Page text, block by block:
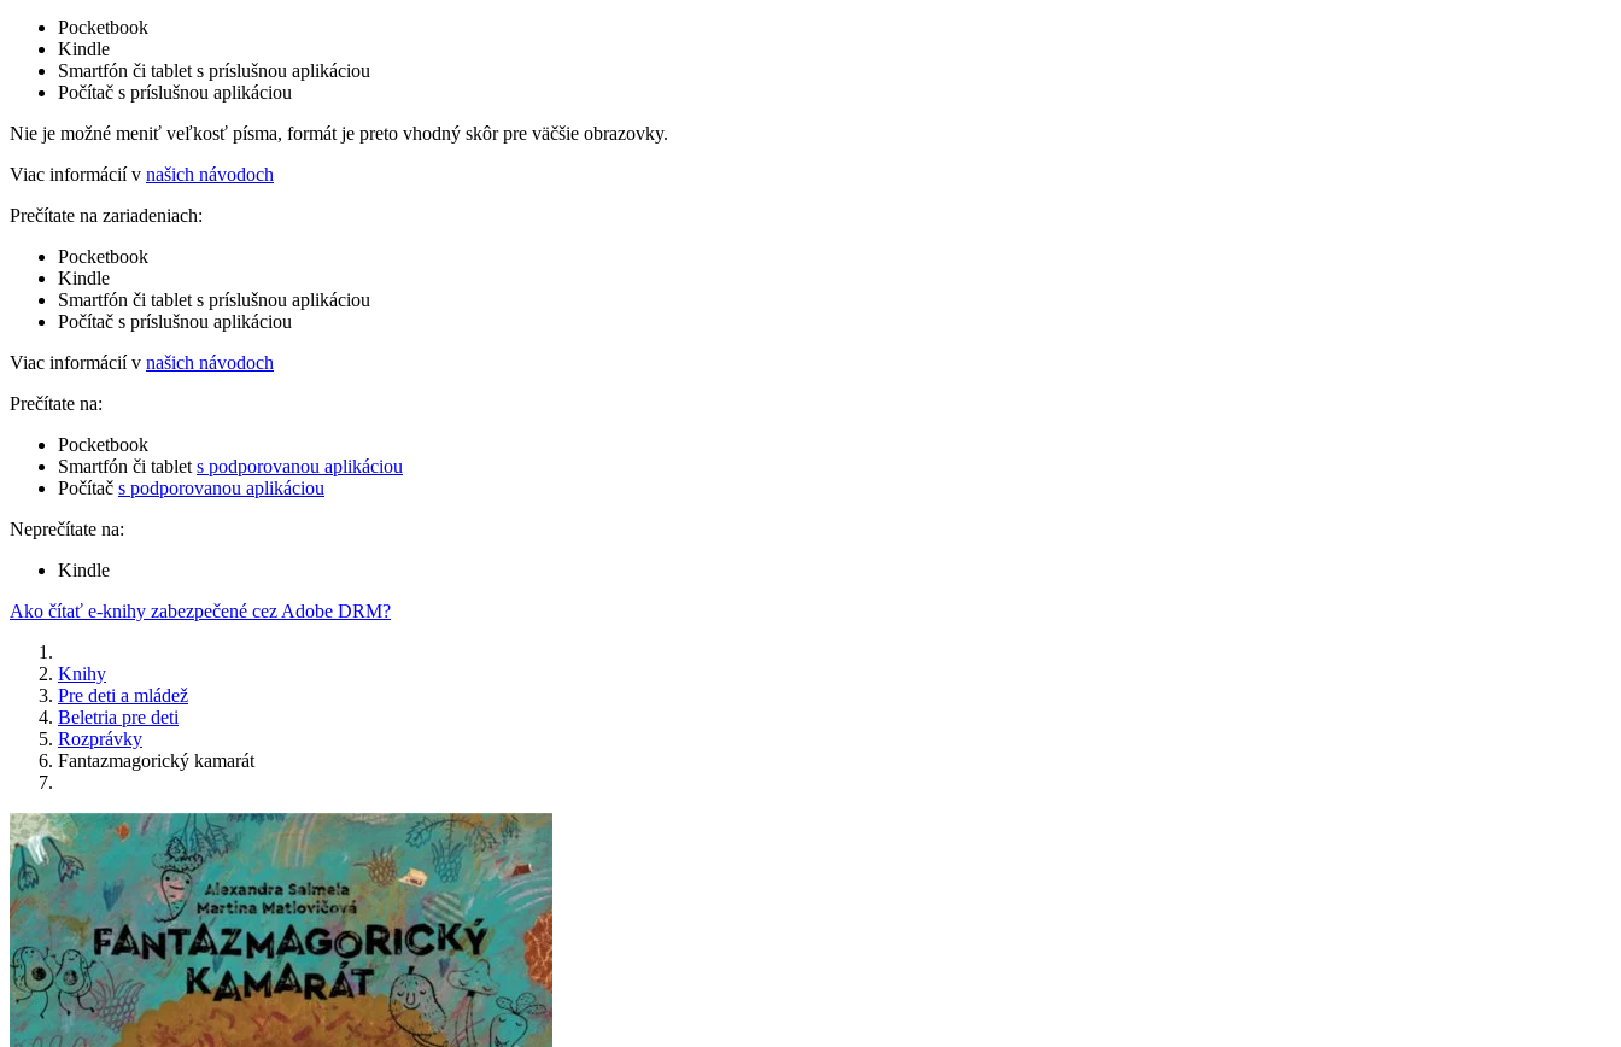
Pocketbook
Kindle
Smartfón či tablet s príslušnou aplikáciou
Počítač s príslušnou aplikáciou
Nie je možné meniť veľkosť písma, formát je preto vhodný skôr pre väčšie obrazovky.
Viac informácií v našich návodoch
Prečítate na zariadeniach:
Pocketbook
Kindle
Smartfón či tablet s príslušnou aplikáciou
Počítač s príslušnou aplikáciou
Viac informácií v našich návodoch
Prečítate na:
Pocketbook
Smartfón či tablet s podporovanou aplikáciou
Počítač s podporovanou aplikáciou
Neprečítate na:
Kindle
Ako čítať e-knihy zabezpečené cez Adobe DRM?
Knihy
Pre deti a mládež
Beletria pre deti
Rozprávky
Fantazmagorický kamarát